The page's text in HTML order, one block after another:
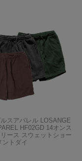
スアパレル LOSANGE
HF02GD 14オンス
ース スウェットショー
ントダイ